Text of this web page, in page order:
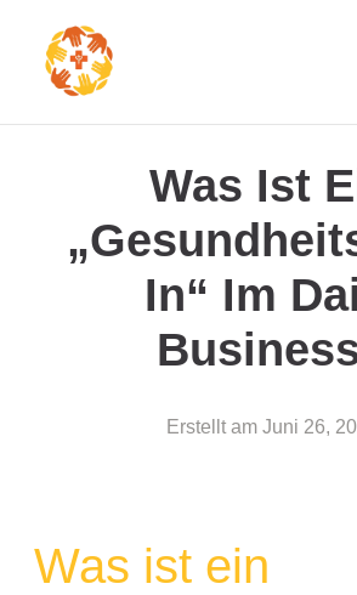
Was Ist
In“ Im
Erstellt am Juni 26,
Was ist ein